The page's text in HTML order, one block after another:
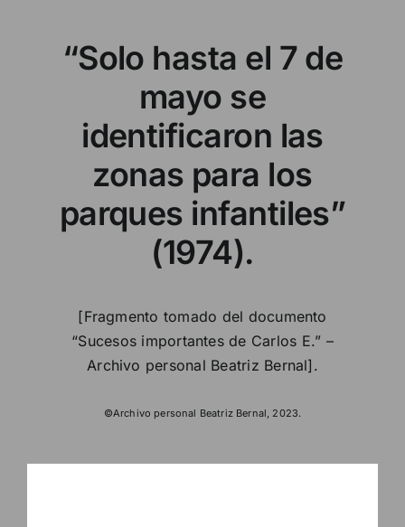
“Solo hasta el 7 de
mayo se
identificaron las
zonas para los
parques infantiles”
(1974).
[Fragmento tomado del documento
“Sucesos importantes de Carlos E.” –
Archivo personal Beatriz Bernal].
©Archivo personal Beatriz Bernal, 2023.